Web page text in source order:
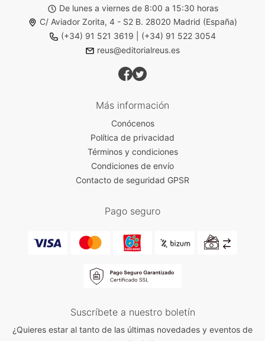
De lunes a viernes de 8:00 a 15:30 horas
C/ Aviador Zorita, 4 - S2 B. 28020 Madrid (España)
(+34) 91 521 3619
(+34) 91 522 3054
reus@editorialreus.es
Más información
Conócenos
Política de privacidad
Términos y condiciones
Condiciones de envío
Contacto de seguridad GPSR
Pago seguro
Suscríbete a nuestro boletín
¿Quieres estar al tanto de las últimas novedades y eventos de